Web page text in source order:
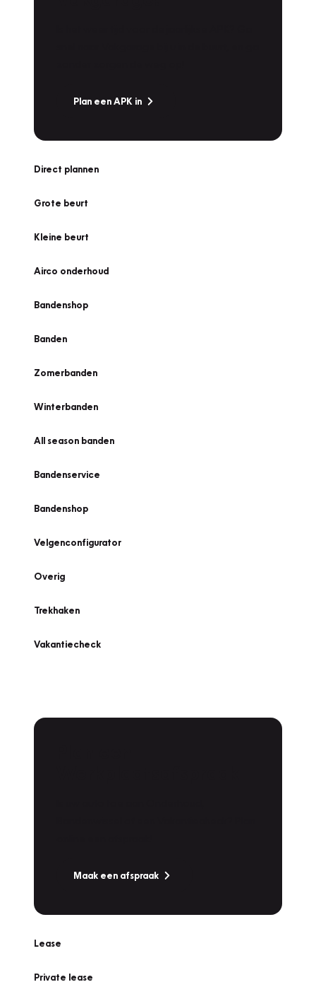
Plan een APK in
Direct plannen
Grote beurt
Kleine beurt
Airco onderhoud
Bandenshop
Banden
Zomerbanden
Winterbanden
All season banden
Bandenservice
Bandenshop
Velgenconfigurator
Overig
Trekhaken
Vakantiecheck
Maak een afspraak
Lease
Private lease